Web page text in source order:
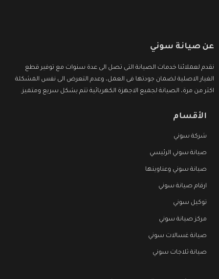
عن صيانة سوني
نقدم لعملائنا خدمات الصيانة التى تصل الى عدة سنوات مع توفير قطع
الغيار الاصلية لضمان جودتها فى العمل، وعدم التعرض الى نفس المشكلة
اكثر من مرة، الصيانة لجميع الاجهزة الكهربائية تتم بشكل سريع ومتميز.
الأقسام
شركة سوني
صيانة سوني الرئيسي
صيانة سوني وعناوينها
ارقام صيانة سوني
توكيل سوني
مركز صيانة سوني
صيانة غسالات سوني
صيانة ثلاجات سوني